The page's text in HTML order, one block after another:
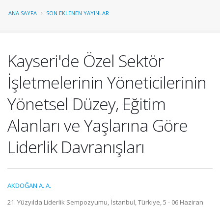
ANA SAYFA SON EKLENEN YAYINLAR
Kayseri'de Özel Sektör
İşletmelerinin Yöneticilerinin
Yönetsel Düzey, Eğitim
Alanları ve Yaşlarına Göre
Liderlik Davranışları
AKDOĞAN A. A.
21. Yüzyılda Liderlik Sempozyumu, İstanbul, Türkiye, 5 - 06 Haziran